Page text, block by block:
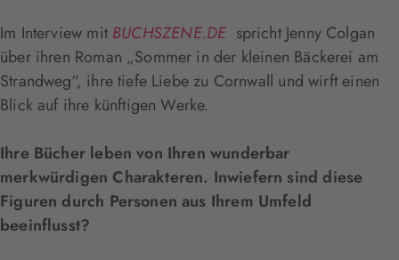
Im Interview mit BUCHSZENE.DE spricht Jenny Colgan
über ihren Roman „Sommer in der kleinen Bäckerei am
Strandweg“, ihre tiefe Liebe zu Cornwall und wirft einen
Blick auf ihre künftigen Werke.
Ihre Bücher leben von Ihren wunderbar
merkwürdigen Charakteren. Inwiefern sind diese
Figuren durch Personen aus Ihrem Umfeld
beeinflusst?